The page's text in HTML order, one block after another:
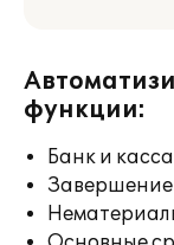
функции:
Банк и касса